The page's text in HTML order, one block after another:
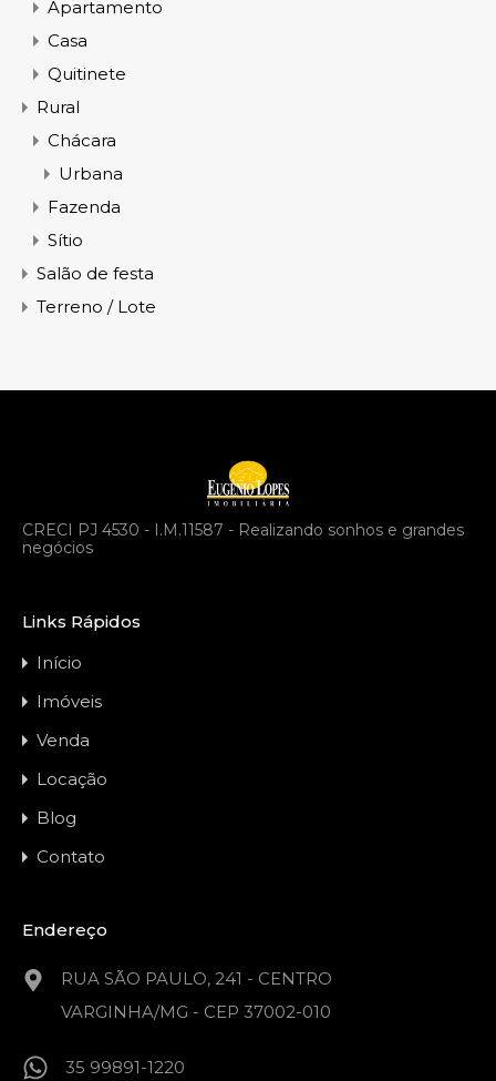
Apartamento
Casa
Quitinete
Rural
Chácara
Urbana
Fazenda
Sítio
Salão de festa
Terreno / Lote
CRECI PJ 4530 - I.M.11587 - Realizando sonhos e grandes
negócios
Links Rápidos
Início
Imóveis
Venda
Locação
Blog
Contato
Endereço
RUA SÃO PAULO, 241 - CENTRO
VARGINHA/MG - CEP 37002-010
35 99891-1220